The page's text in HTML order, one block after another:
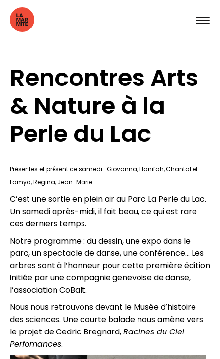
Rencontres Arts
& Nature à la
Perle du Lac
Présentes et présent ce samedi : Giovanna, Hanifah, Chantal et
Lamya, Regina, Jean-Marie.
C’est une sortie en plein air au Parc La Perle du Lac.
Un samedi après-midi, il fait beau, ce qui est rare
ces derniers temps.
Notre programme : du dessin, une expo dans le
parc, un spectacle de danse, une conférence… Les
arbres sont à l’honneur pour cette première édition
initiée par une compagnie genevoise de danse,
l’association CoBalt.
Nous nous retrouvons devant le Musée d’histoire
des sciences. Une courte balade nous amène vers
le projet de Cedric Bregnard,Racines du Ciel
Perfomances.